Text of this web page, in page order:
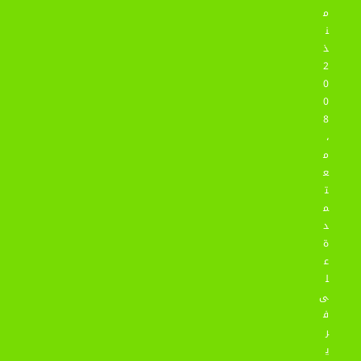
م
ن
ذ
2
0
0
8
،
م
ع
ت
م
د
ة
ع
ل
ى
ف
ر
ي